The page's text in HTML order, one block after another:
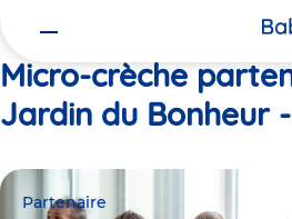
Micro-crèche
Jardin du Bonheur
Partenaire